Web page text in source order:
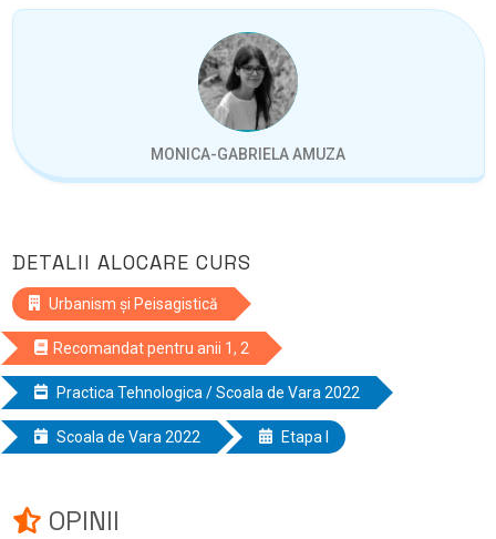
MONICA-GABRIELA AMUZA
DETALII ALOCARE CURS
Urbanism și Peisagistică
Recomandat pentru anii 1, 2
Practica Tehnologica / Scoala de Vara 2022
Scoala de Vara 2022 Etapa I
OPINII